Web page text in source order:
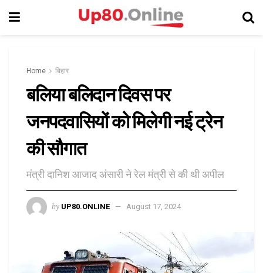
Home बिहार
बलिया बलिदान दिवस पर
जनपदवासियों को मिलेगी नई ट्रेन
की सौगात
मंत्री दानिश आजाद अंसारी ने रेल मंत्री से की थी अपील
by UP80.ONLINE August 17, 2024